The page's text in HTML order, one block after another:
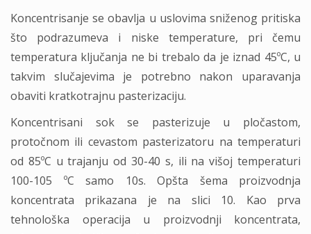
Koncentrisanje se obavlja u uslovima sniženog pritiska
što podrazumeva i niske temperature, pri čemu
temperatura ključanja ne bi trebalo da je iznad 45ºC, u
takvim slučajevima je potrebno nakon uparavanja
obaviti kratkotrajnu pasterizaciju.
Koncentrisani sok se pasterizuje u pločastom,
protočnom ili cevastom pasterizatoru na temperaturi
od 85ºC u trajanju od 30-40 s, ili na višoj temperaturi
100-105 ºC samo 10s. Opšta šema proizvodnja
koncentrata prikazana je na slici 10. Kao prva
tehnološka operacija u proizvodnji koncentrata,